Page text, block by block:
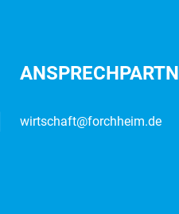
wirtschaft@forchheim.de